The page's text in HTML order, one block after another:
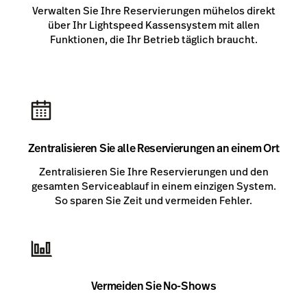
Preise
Verwalten Sie Ihre Reservierungen mühelos direkt
über Ihr Lightspeed Kassensystem mit allen
Funktionen, die Ihr Betrieb täglich braucht.
Zentralisieren Sie alle Reservierungen an einem Ort
Zentralisieren Sie Ihre Reservierungen und den
gesamten Serviceablauf in einem einzigen System.
So sparen Sie Zeit und vermeiden Fehler.
Vermeiden Sie No-Shows